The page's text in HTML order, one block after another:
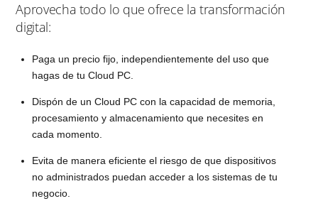
Aprovecha todo lo que ofrece la transformación
digital:
Paga un precio fijo, independientemente del uso que
hagas de tu Cloud PC.
Dispón de un Cloud PC con la capacidad de memoria,
procesamiento y almacenamiento que necesites en
cada momento.
Evita de manera eficiente el riesgo de que dispositivos
no administrados puedan acceder a los sistemas de tu
negocio.